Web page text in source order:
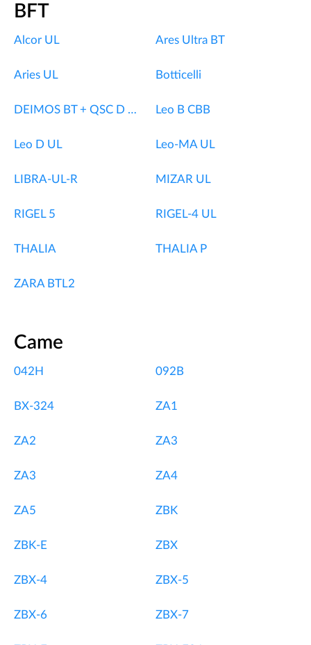
BFT
Alcor UL Ares Ultra BT
Aries UL Botticelli
DEIMOS BT + QSC D MA Leo B CBB
Leo D UL Leo-MA UL
LIBRA-UL-R MIZAR UL
RIGEL 5 RIGEL-4 UL
THALIA THALIA P
ZARA BTL2
Came
042H 092B
BX-324 ZA1
ZA2 ZA3
ZA3 ZA4
ZA5 ZBK
ZBK-E ZBX
ZBX-4 ZBX-5
ZBX-6 ZBX-7